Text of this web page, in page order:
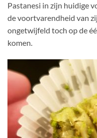
Pastanesi in zijn huidige
de voortvarendheid van
ongetwijfeld toch op de
komen.